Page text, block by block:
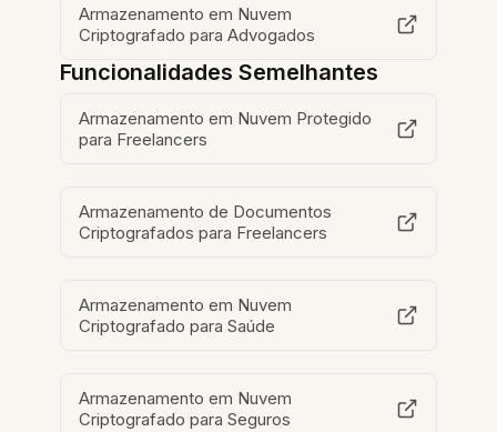
Armazenamento em Nuvem
Criptografado para Advogados
Funcionalidades Semelhantes
Armazenamento em Nuvem Protegido
para Freelancers
Armazenamento de Documentos
Criptografados para Freelancers
Armazenamento em Nuvem
Criptografado para Saúde
Armazenamento em Nuvem
Criptografado para Seguros